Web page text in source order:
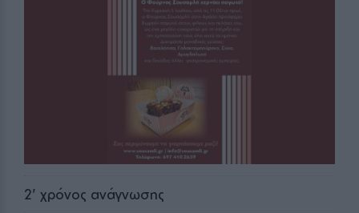
2' χρόνος ανάγνωσης